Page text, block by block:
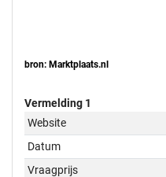
bron: Marktplaats.nl
Vermelding 1
Website
Datum
Vraagprijs